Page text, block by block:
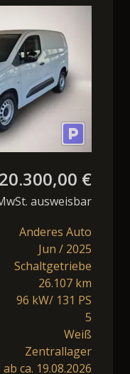
v+h
20.300,00 €
ausweisbar
Anderes Auto
Jun / 2025
Schaltgetriebe
26.107 km
96 kW/ 131 PS
5
Weiß
Zentrallager
ab ca. 19.08.2026